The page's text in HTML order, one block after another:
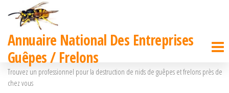
Passer
contenu
Annuaire National Des Entreprises
Guêpes / Frelons
Trouvez un professionnel pour la destruction de nids de guêpes et frelons près de
chez vous